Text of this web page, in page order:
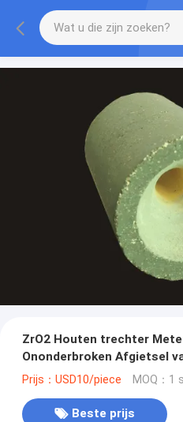
ZrO2 Houten trechter
Ononderbroken Afgietsel
Gieterijstaal
Prijs：USD10/piece MOQ：1
Beste prijs